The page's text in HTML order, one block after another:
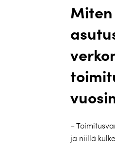
–
ja niillä